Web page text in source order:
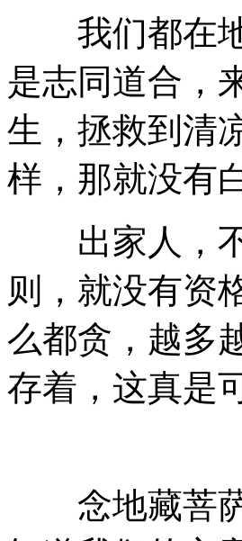
我们都在地
是志同道合，
生，拯救到清
样，那就没有
出家人，不
则，就没有资
么都贪，越多
存着，这真是
念地藏菩萨